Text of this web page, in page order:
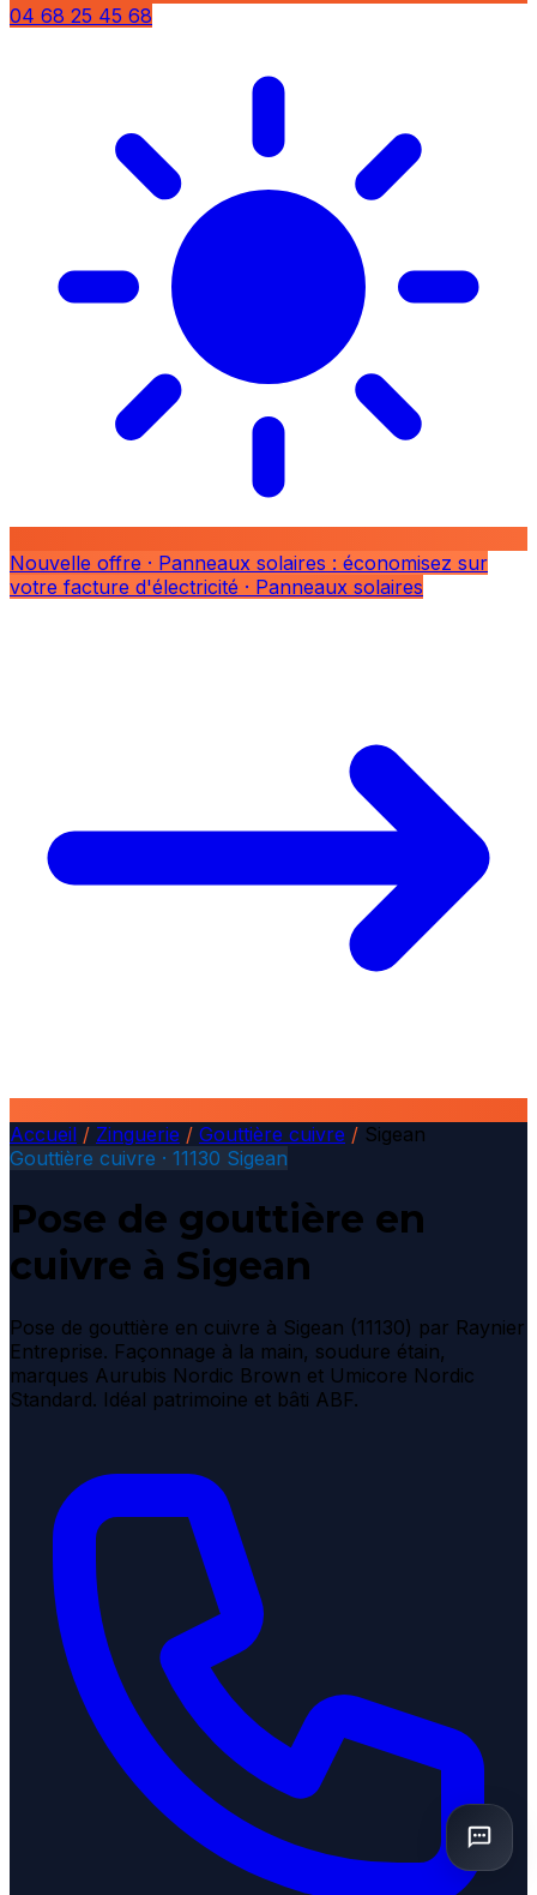
04 68 25 45 68
Nouvelle offre · Panneaux solaires : économisez sur
votre facture d'électricité · Panneaux solaires
Accueil / Zinguerie / Gouttière cuivre / Sigean
Gouttière cuivre · 11130 Sigean
Pose de gouttière en
cuivre à Sigean
Pose de gouttière en cuivre à Sigean (11130) par Raynier
Entreprise. Façonnage à la main, soudure étain,
marques Aurubis Nordic Brown et Umicore Nordic
Standard. Idéal patrimoine et bâti ABF.